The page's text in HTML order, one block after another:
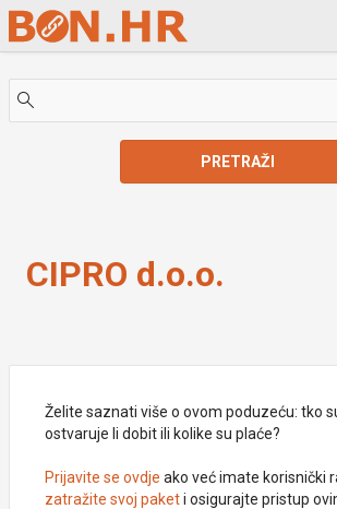
Skip to Main Content
PRETRAŽI
CIPRO d.o.o.
Želite saznati više o ovom poduzeću: tko
ostvaruje li dobit ili kolike su plaće?
Prijavite se ovdje ako već imate korisnički
zatražite svoj paketi osigurajte pristup